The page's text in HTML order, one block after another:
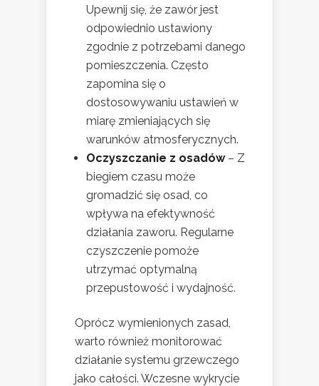
Upewnij się, że zawór jest
odpowiednio ustawiony
zgodnie z potrzebami danego
pomieszczenia. Często
zapomina się o
dostosowywaniu ustawień w
miarę zmieniających się
warunków atmosferycznych.
Oczyszczanie z osadów– Z
biegiem czasu może
gromadzić się osad, co
wpływa na efektywność
działania zaworu. Regularne
czyszczenie pomoże
utrzymać optymalną
przepustowość i wydajność.
Oprócz wymienionych zasad,
warto również monitorować
działanie systemu grzewczego
jako całości. Wczesne wykrycie